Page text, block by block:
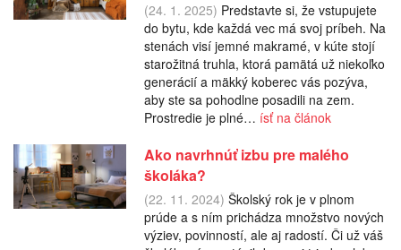
(24. 1. 2025) Predstavte si, že vstupujete
do bytu, kde každá vec má svoj príbeh. Na
stenách visí jemné makramé, v kúte stojí
starožitná truhla, ktorá pamätá už niekoľko
generácií a mäkký koberec vás pozýva,
aby ste sa pohodlne posadili na zem.
Prostredie je plné… ísť na článok
Ako navrhnúť izbu pre malého
školáka?
(22. 11. 2024) Školský rok je v plnom
prúde a s ním prichádza množstvo nových
výziev, povinností, ale aj radostí. Či už váš